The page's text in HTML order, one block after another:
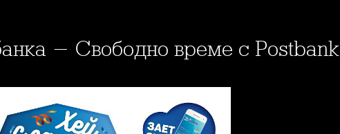
- Свободно време с Postbank